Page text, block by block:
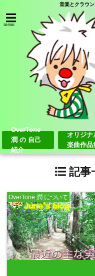
音楽とクラウ
menu
OverTone
潤 の 自己
紹介
オリジナ
楽曲作品
記事
OverTone 潤 について